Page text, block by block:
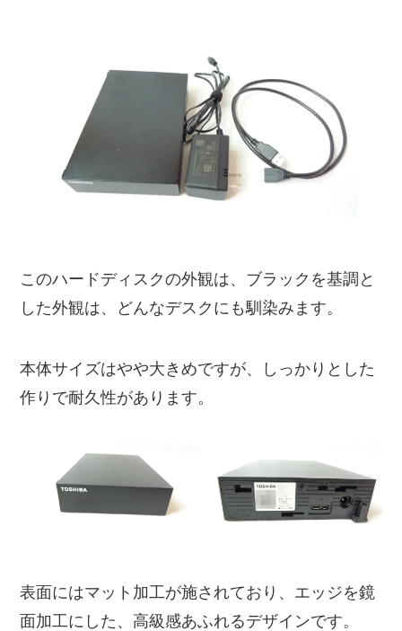
このハードディスクの外観は、ブラックを基調と
した外観は、どんなデスクにも馴染みます。
本体サイズはやや大きめですが、しっかりとした
作りで耐久性があります。
表面にはマット加工が施されており、エッジを鏡
面加工にした、高級感あふれるデザインです。